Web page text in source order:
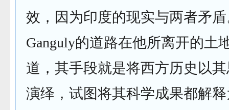
效，因为印度的现实与两者矛
Ganguly的道路在他所离开的土
道，其手段就是将西方历史以
演绎，试图将其科学成果都解